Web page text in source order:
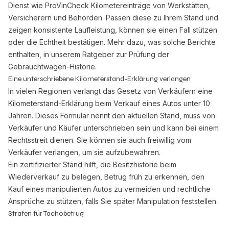
Dienst wie ProVinCheck Kilometereinträge von Werkstätten,
Versicherern und Behörden. Passen diese zu Ihrem Stand und
zeigen konsistente Laufleistung, können sie einen Fall stützen
oder die Echtheit bestätigen. Mehr dazu, was solche Berichte
enthalten, in unserem Ratgeber zur Prüfung der
Gebrauchtwagen-Historie.
Eine unterschriebene Kilometerstand-Erklärung verlangen
In vielen Regionen verlangt das Gesetz von Verkäufern eine
Kilometerstand-Erklärung beim Verkauf eines Autos unter 10
Jahren. Dieses Formular nennt den aktuellen Stand, muss von
Verkäufer und Käufer unterschrieben sein und kann bei einem
Rechtsstreit dienen. Sie können sie auch freiwillig vom
Verkäufer verlangen, um sie aufzubewahren.
Ein zertifizierter Stand hilft, die Besitzhistorie beim
Wiederverkauf zu belegen, Betrug früh zu erkennen, den
Kauf eines manipulierten Autos zu vermeiden und rechtliche
Ansprüche zu stützen, falls Sie später Manipulation feststellen.
Strafen für Tachobetrug